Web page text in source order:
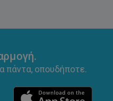
πάντα, οπουδήποτε.